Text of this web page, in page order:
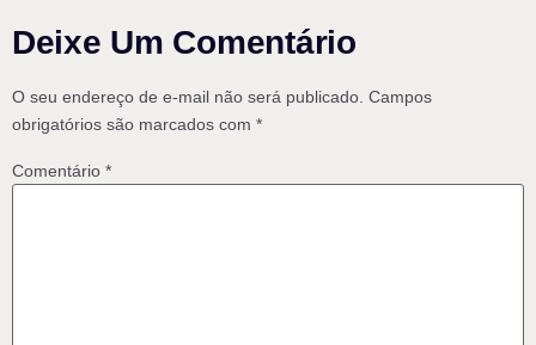
Deixe Um Comentário
O seu endereço de e-mail não será publicado. Campos
obrigatórios são marcados com *
Comentário *